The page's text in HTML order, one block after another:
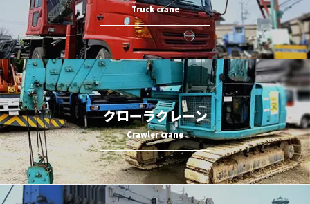
クローラクレーン